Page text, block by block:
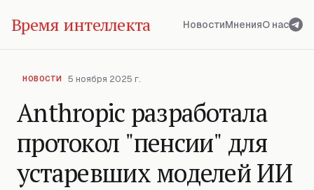
Время интеллекта НовостиМненияО нас
НОВОСТИ 5 ноября 2025 г.
Anthropic разработала
протокол "пенсии" для
устаревших моделей ИИ